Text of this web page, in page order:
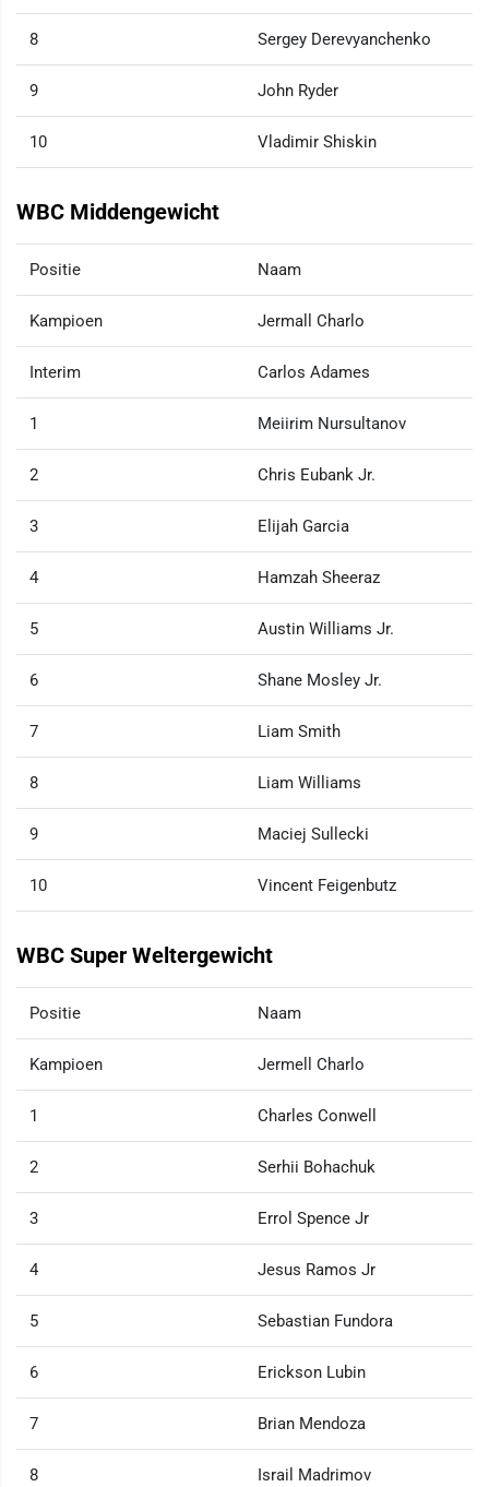
8 Sergey Derevyanchenko
9 John Ryder
10 Vladimir Shiskin
WBC Middengewicht
Positie Naam
Kampioen Jermall Charlo
Interim Carlos Adames
1 Meiirim Nursultanov
2 Chris Eubank Jr.
3 Elijah Garcia
4 Hamzah Sheeraz
5 Austin Williams Jr.
6 Shane Mosley Jr.
7 Liam Smith
8 Liam Williams
9 Maciej Sullecki
10 Vincent Feigenbutz
WBC Super Weltergewicht
Positie Naam
Kampioen Jermell Charlo
1 Charles Conwell
2 Serhii Bohachuk
3 Errol Spence Jr
4 Jesus Ramos Jr
5 Sebastian Fundora
6 Erickson Lubin
7 Brian Mendoza
8 Israil Madrimov